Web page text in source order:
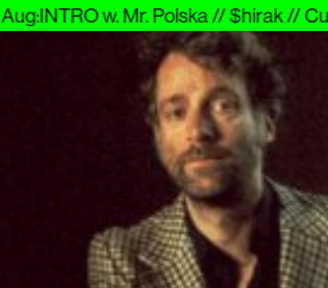
INTRO w. Mr. Polska // $hirak // Cupido